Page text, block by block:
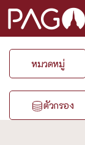
หมวดหมู่
ตัวกรอง